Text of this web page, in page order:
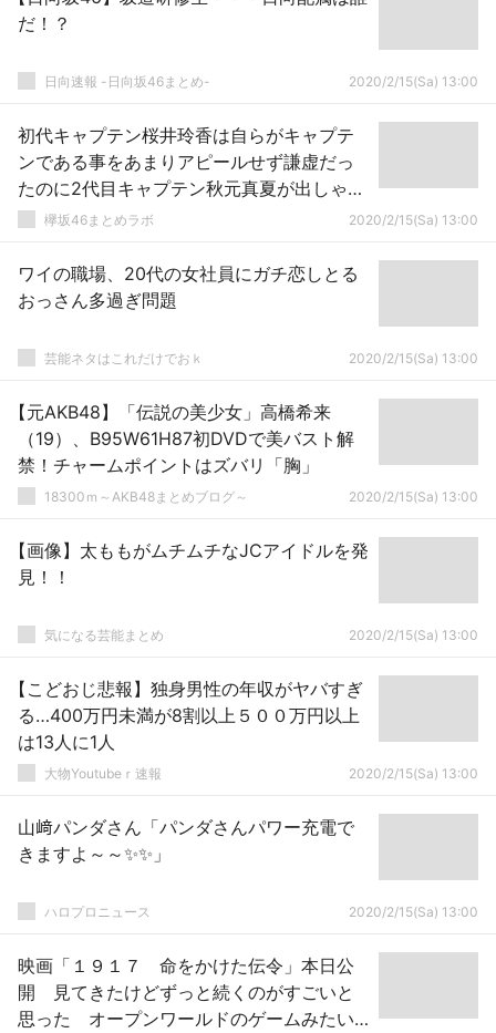
だ！？
日向速報 -日向坂46まとめ- 2020/2/15(Sa) 13:00
初代キャプテン桜井玲香は自らがキャプテ
ンである事をあまりアピールせず謙虚だっ
たのに2代目キャプテン秋元真夏が出しゃば
りまくる理由
欅坂46まとめラボ 2020/2/15(Sa) 13:00
ワイの職場、20代の女社員にガチ恋しとる
おっさん多過ぎ問題
芸能ネタはこれだけでおｋ 2020/2/15(Sa) 13:00
【元AKB48】「伝説の美少女」高橋希来
（19）、B95W61H87初DVDで美バスト解
禁！チャームポイントはズバリ「胸」
18300ｍ～AKB48まとめブログ～ 2020/2/15(Sa) 13:00
【画像】太ももがムチムチなJCアイドルを発
見！！
気になる芸能まとめ 2020/2/15(Sa) 13:00
【こどおじ悲報】独身男性の年収がヤバすぎ
る…400万円未満が8割以上５００万円以上
は13人に1人
大物Youtubeｒ速報 2020/2/15(Sa) 13:00
山﨑パンダさん「パンダさんパワー充電で
きますよ～～✨✨」
ハロプロニュース 2020/2/15(Sa) 13:00
映画「１９１７ 命をかけた伝令」本日公
開 見てきたけどずっと続くのがすごいと
思った オープンワールドのゲームみたい